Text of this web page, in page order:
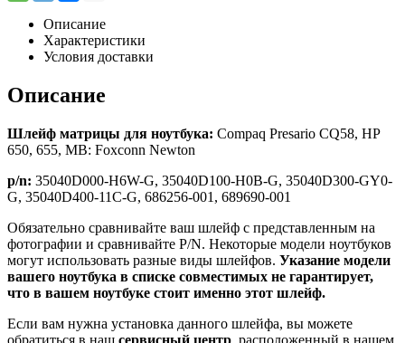
Описание
Характеристики
Условия доставки
Описание
Шлейф матрицы для ноутбука: Compaq Presario CQ58, HP
650, 655, MB: Foxconn Newton
p/n: 35040D000-H6W-G, 35040D100-H0B-G, 35040D300-GY0-
G, 35040D400-11C-G, 686256-001, 689690-001
Обязательно сравнивайте ваш шлейф с представленным на
фотографии и сравнивайте P/N. Некоторые модели ноутбуков
могут использовать разные виды шлейфов. Указание модели
вашего ноутбука в списке совместимых не гарантирует,
что в вашем ноутбуке стоит именно этот шлейф.
Если вам нужна установка данного шлейфа, вы можете
обратиться в наш сервисный центр , расположенный в нашем